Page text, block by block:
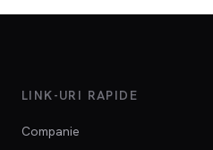
LINK-URI RAPIDE
Companie